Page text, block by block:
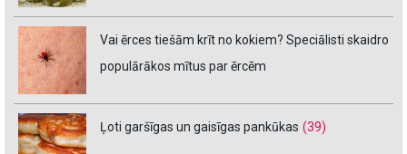
Vai ērces tiešām krīt no kokiem? Speciālisti skaidro
populārākos mītus par ērcēm
Ļoti garšīgas un gaisīgas pankūkas (39)